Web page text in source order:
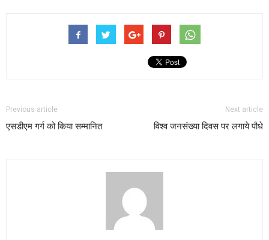
Previous article
एसडीएम गर्ग को किया सम्मानित
Next article
विश्व जनसंख्या दिवस पर लगाये पौधे